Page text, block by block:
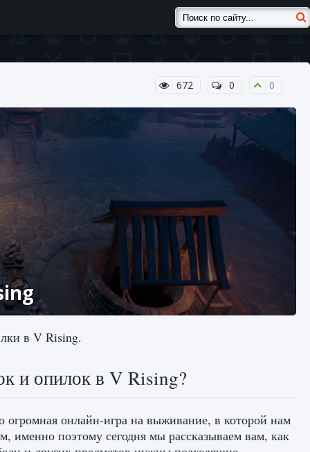
672 0 0
в V Rising.
и опилок в V Rising?
огромная онлайн-игра на выживание, в которой нам
именно поэтому сегодня мы рассказываем вам, как